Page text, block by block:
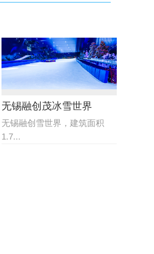
无锡融创茂冰雪世界
无锡融创雪世界，建筑面积
1.7...